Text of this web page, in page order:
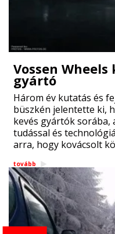
Vossen
gyártó
Három év kutatás és
büszkén jelentette ki,
kevés gyártók sorába,
tudással és
arra, hogy kovácsolt
tovább